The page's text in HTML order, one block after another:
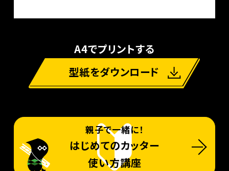
A4でプリントする
型紙をダウンロード
親子で一緒に！
はじめてのカッター
使い方講座